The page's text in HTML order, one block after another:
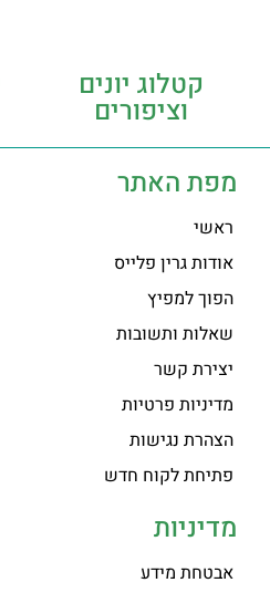
קטלוג יונים
וציפורים
מפת האתר
ראשי
אודות גרין פלייס
הפוך למפיץ
שאלות ותשובות
יצירת קשר
מדיניות פרטיות
הצהרת נגישות
פתיחת לקוח חדש
מדיניות
אבטחת מידע